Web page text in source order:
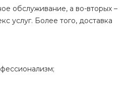
обслуживание, а во-вторых –
услуг. Более того, доставка